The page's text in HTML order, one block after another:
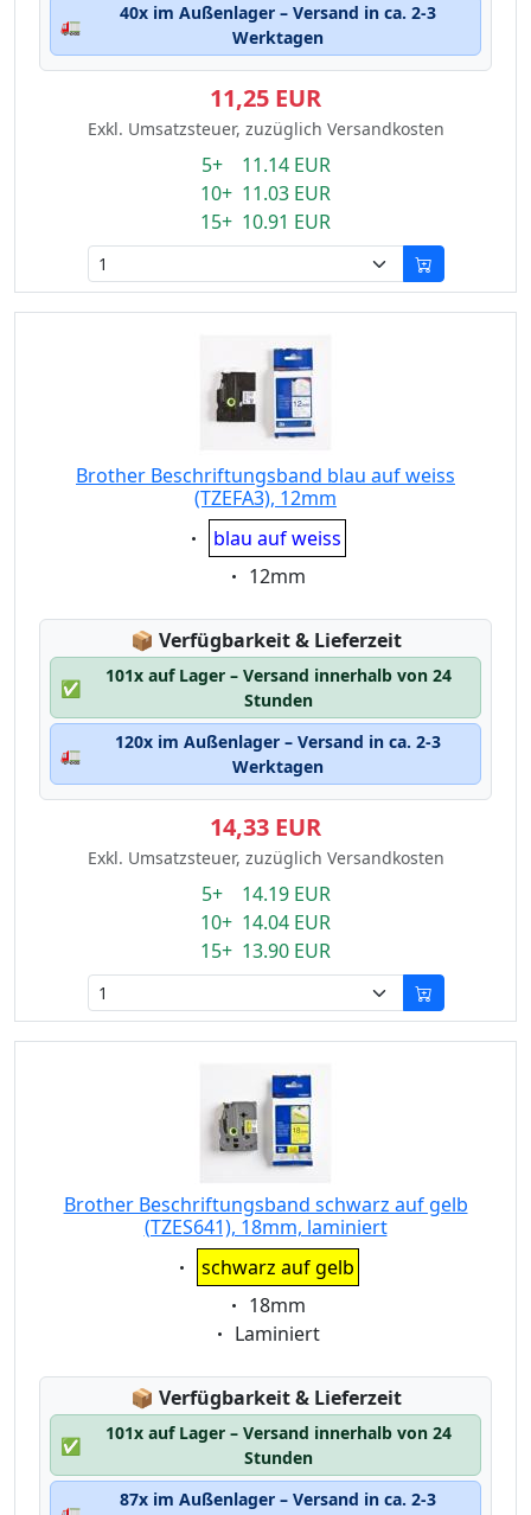
🚛
40x im Außenlager – Versand in ca. 2-3
Werktagen
11,25 EUR
Exkl. Umsatzsteuer, zuzüglich Versandkosten
5+ 11.14 EUR
10+ 11.03 EUR
15+ 10.91 EUR
Brother Beschriftungsband blau auf weiss
(TZEFA3), 12mm
Eigenschaft:
blau auf weiss
Eigenschaft:
12mm
📦 Lagerstatus:
Verfügbarkeit & Lieferzeit
✅
101x auf Lager – Versand innerhalb von 24
Stunden
🚛
120x im Außenlager – Versand in ca. 2-3
Werktagen
14,33 EUR
Exkl. Umsatzsteuer, zuzüglich Versandkosten
5+ 14.19 EUR
10+ 14.04 EUR
15+ 13.90 EUR
Brother Beschriftungsband schwarz auf gelb
(TZES641), 18mm, laminiert
Eigenschaft:
schwarz auf gelb
Eigenschaft:
18mm
Eigenschaft:
Laminiert
📦 Lagerstatus:
Verfügbarkeit & Lieferzeit
✅
101x auf Lager – Versand innerhalb von 24
Stunden
87x im Außenlager – Versand in ca. 2-3